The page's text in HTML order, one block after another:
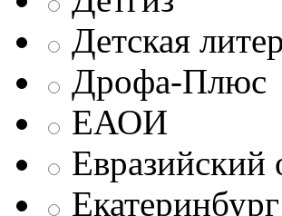
Детская
Дрофа-Плюс
ЕАОИ
Евразийский
Екатеринбург